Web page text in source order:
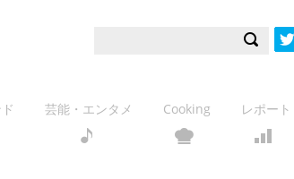
芸能・エンタメ Cooking レポート